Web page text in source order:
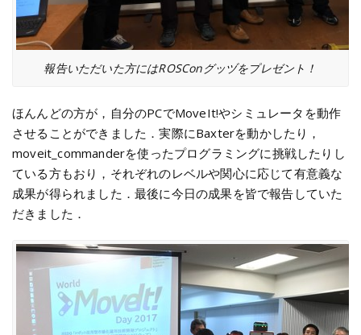
報告いただいた方にはROSConグッヅをプレゼント！
ほんんどの方が，自分のPCでMoveIt!やシミュレータを動作
させることができました．実際にBaxterを動かしたり，
moveit_commanderを使ったプログラミングに挑戦したりし
ている方もおり，それぞれのレベルや関心に応じて有意義な
成果が得られました．最後に今日の成果を皆で報告していた
だきました．